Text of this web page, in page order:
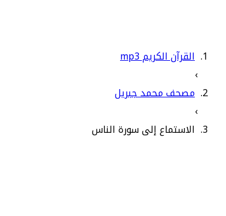
القرآن الكريم mp3
›
مصحف محمد جبريل
›
الاستماع إلى سورة الناس